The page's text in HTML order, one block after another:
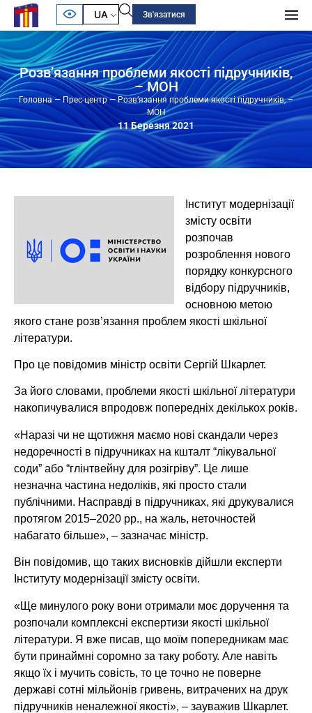
UA Зв'язатися
Розв’язання проблеми якості підручників,
– МОН
Головна—Прес-центр—Розв’язання проблеми якості підручників, –
МОН
11 Березня 2021
Інститут модернізації
змісту освіти
розпочав
розроблення нового
порядку конкурсного
відбору підручників,
основною метою
якого стане розв’язання проблем якості шкільної
літератури.
Про це повідомив міністр освіти Сергій Шкарлет.
За його словами, проблеми якості шкільної літератури
накопичувалися впродовж попередніх декількох років.
«Наразі чи не щотижня маємо нові скандали через
недоречності в підручниках на кшталт “лікувальної
соди” або “глінтвейну для розігріву”. Це лише
незначна частина недоліків, які просто стали
публічними. Насправді в підручниках, які друкувалися
протягом 2015–2020 рр., на жаль, неточностей
набагато більше», – зазначає міністр.
Він повідомив, що таких висновків дійшли експерти
Інституту модернізації змісту освіти.
«Ще минулого року вони отримали моє доручення та
розпочали комплексні експертизи якості шкільної
літератури. Я вже писав, що моїм попередникам має
бути принаймні соромно за таку роботу. Але навіть
якщо їх і мучить совість, то це точно не поверне
державі сотні мільйонів гривень, витрачених на друк
підручників неналежної якості», – зауважив Шкарлет.